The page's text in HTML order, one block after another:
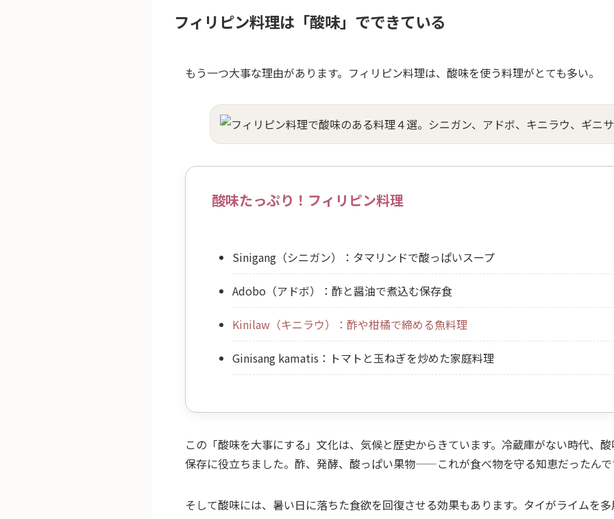
フィリピン料理は「酸味」でできている
もう一つ大事な理由があります。フィリピン料理は、酸味を使う料理がとても多い。
酸味たっぷり！フィリピン料理
Sinigang（シニガン）：タマリンドで酸っぱいスープ
Adobo（アドボ）：酢と醤油で煮込む保存食
Kinilaw（キニラウ）：酢や柑橘で締める魚料理
Ginisang kamatis：トマトと玉ねぎを炒めた家庭料理
この「酸味を大事にする」文化は、気候と歴史からきています。冷蔵庫がない時代、
保存に役立ちました。酢、発酵、酸っぱい果物——これが食べ物を守る知恵だったんで
そして酸味には、暑い日に落ちた食欲を回復させる効果もあります。タイがライムを